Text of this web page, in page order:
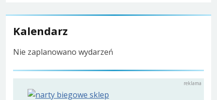
Kalendarz
Nie zaplanowano wydarzeń